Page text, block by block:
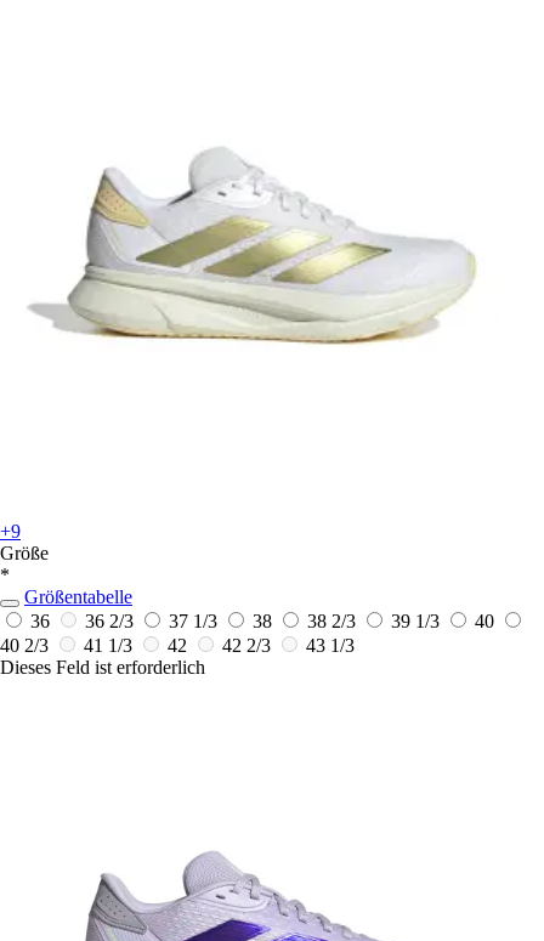
+9
Größe
*
Größentabelle
36
36 2/3 37 1/3 38 38 2/3 39 1/3
40
40 2/3
41 1/3 42 42 2/3
43 1/3
Dieses Feld ist erforderlich